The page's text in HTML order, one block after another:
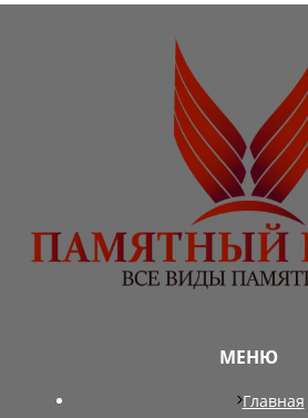
МЕНЮ
Главная